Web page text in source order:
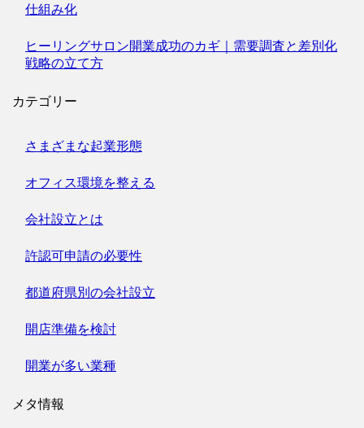
仕組み化
ヒーリングサロン開業成功のカギ｜需要調査と差別化
戦略の立て方
カテゴリー
さまざまな起業形態
オフィス環境を整える
会社設立とは
許認可申請の必要性
都道府県別の会社設立
開店準備を検討
開業が多い業種
メタ情報